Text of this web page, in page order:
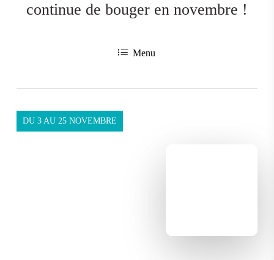
continue de bouger en novembre !
Menu
DU 3 AU 25 NOVEMBRE